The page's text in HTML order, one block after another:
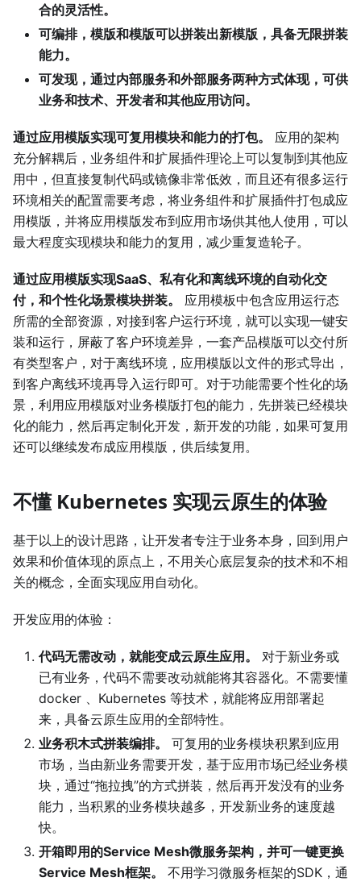
合的灵活性。
可编排，模版和模版可以拼装出新模版，具备无限拼装
能力。
可发现，通过内部服务和外部服务两种方式体现，可供
业务和技术、开发者和其他应用访问。
通过应用模版实现可复用模块和能力的打包。
应用的架构
充分解耦后，业务组件和扩展插件理论上可以复制到其他应
用中，但直接复制代码或镜像非常低效，而且还有很多运行
环境相关的配置需要考虑，将业务组件和扩展插件打包成应
用模版，并将应用模版发布到应用市场供其他人使用，可以
最大程度实现模块和能力的复用，减少重复造轮子。
通过应用模版实现SaaS、私有化和离线环境的自动化交
付，和个性化场景模块拼装。
应用模板中包含应用运行态
所需的全部资源，对接到客户运行环境，就可以实现一键安
装和运行，屏蔽了客户环境差异，一套产品模版可以交付所
有类型客户，对于离线环境，应用模版以文件的形式导出，
到客户离线环境再导入运行即可。对于功能需要个性化的场
景，利用应用模版对业务模版打包的能力，先拼装已经模块
化的能力，然后再定制化开发，新开发的功能，如果可复用
还可以继续发布成应用模版，供后续复用。
不懂 Kubernetes 实现云原生的体验
基于以上的设计思路，让开发者专注于业务本身，回到用户
效果和价值体现的原点上，不用关心底层复杂的技术和不相
关的概念，全面实现应用自动化。
开发应用的体验：
代码无需改动，就能变成云原生应用。
对于新业务或
已有业务，代码不需要改动就能将其容器化。不需要懂
docker 、Kubernetes 等技术，就能将应用部署起
来，具备云原生应用的全部特性。
业务积木式拼装编排。
可复用的业务模块积累到应用
市场，当由新业务需要开发，基于应用市场已经业务模
块，通过“拖拉拽”的方式拼装，然后再开发没有的业务
能力，当积累的业务模块越多，开发新业务的速度越
快。
开箱即用的Service Mesh微服务架构，并可一键更换
Service Mesh框架。
不用学习微服务框架的SDK，通